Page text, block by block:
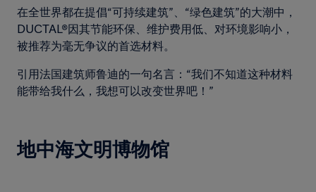
在全世界都在提倡“可持续建筑”、“绿色建筑”的大潮中，
DUCTAL®因其节能环保、维护费用低、对环境影响小，
被推荐为毫无争议的首选材料。
引用法国建筑师鲁迪的一句名言：“我们不知道这种材料
能带给我什么，我想可以改变世界吧！”
地中海文明博物馆